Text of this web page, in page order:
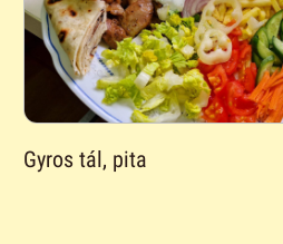
Gyros tál, pita